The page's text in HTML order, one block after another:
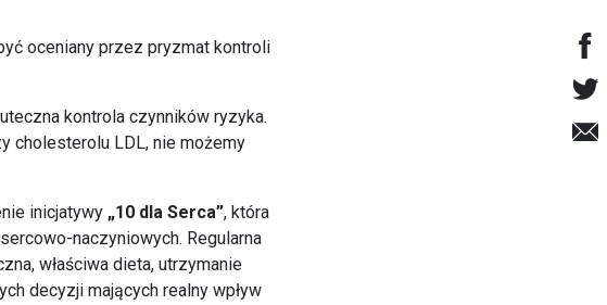
oceniany przez pryzmat kontroli
kontrola czynników ryzyka.
cholesterolu LDL, nie możemy
inicjatywy „10 dla Serca”, która
naczyniowych. Regularna
właściwa dieta, utrzymanie
decyzji mających realny wpływ